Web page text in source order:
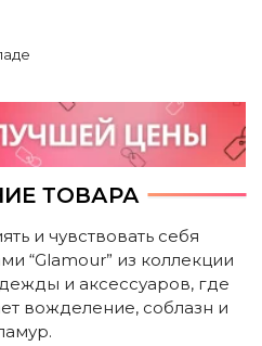
ТОВАРА
и чувствовать себя
“Glamour” из коллекции
и аксессуаров, где
вожделение, соблазн и